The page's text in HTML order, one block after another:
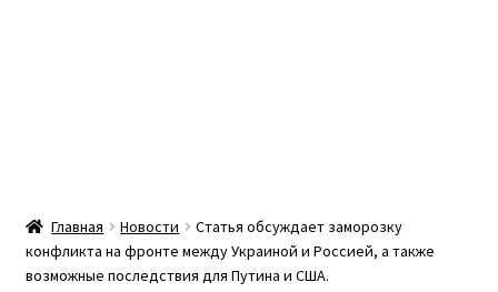
Компания
Главная Новости
Статья обсуждает заморозку
конфликта на фронте между Украиной и Россией, а также
возможные последствия для Путина и США.